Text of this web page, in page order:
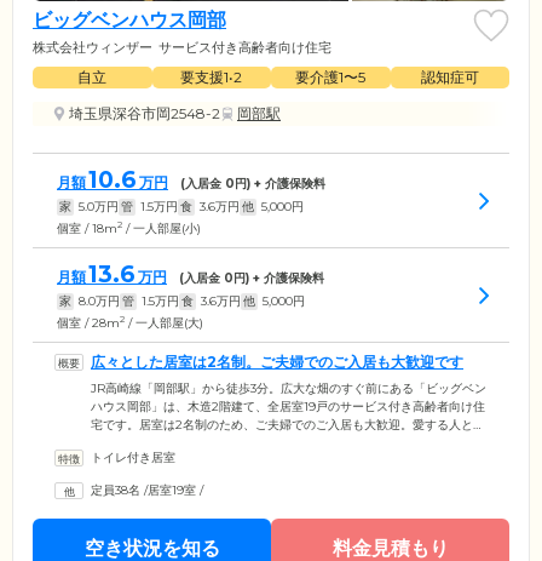
ビッグベンハウス岡部
株式会社ウィンザー サービス付き高齢者向け住宅
自立 要支援1•2 要介護1〜5
認知症可
埼玉県深谷市岡2548-2
岡部駅
月額10.6 万円 (入居金 0円) + 介護保険料
家 5.0万円 管 1.5万円 食 3.6万円 他 5,000円
個室 / 18m2 / 一人部屋(小)
月額13.6 万円 (入居金 0円) + 介護保険料
家 8.0万円 管 1.5万円 食 3.6万円 他 5,000円
個室 / 28m2 / 一人部屋(大)
広々とした居室は2名制。ご夫婦でのご入居も大歓迎です
JR高崎線「岡部駅」から徒歩3分。広大な畑のすぐ前にある「ビッグベン
ハウス岡部」は、木造2階建て、全居室19戸のサービス付き高齢者向け住
宅です。居室は2名制のため、ご夫婦でのご入居も大歓迎。愛する人と離
む空間には、エアコン・収納・トイレ・洗面を標準装備。必要な家具を
ビスは、安否確認、生活相談、お薬サポート、緊急時対応。オプション
サービスでは、通院介助、買い物代行、訪問理容、耳掃除、口腔ケアな
応援します。
トイレ付き居室
定員38名 /居室19室 /
空き状況を知る 料金見積もり